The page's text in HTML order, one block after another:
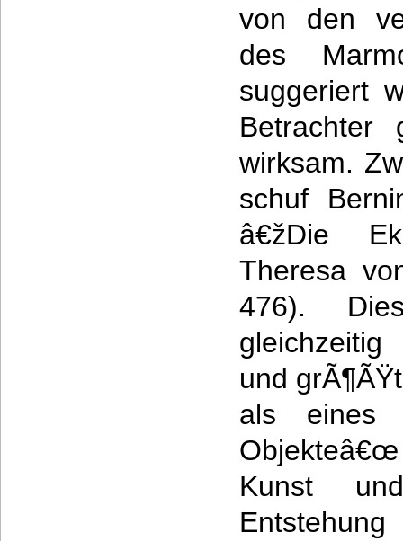
von den
des
suggeriert
Betrachter
wirksam.
schuf
â€žDie
Theresa
476).
und
als eines
Kunst